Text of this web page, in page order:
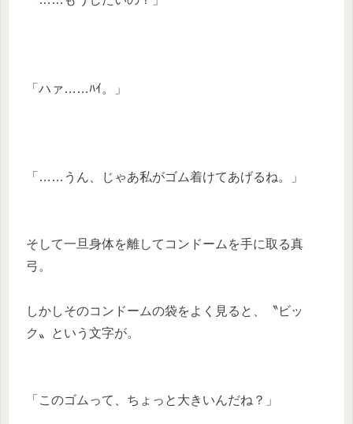
「ハァ……ﾊｲ。」
「……うん、じゃあ私がゴム着けてあげるね。」
そして一旦身体を離してコンドームを手に取る真
弓。
しかしそのコンドームの袋をよく見ると、〝ビッ
ク〟という文字が。
「このゴムって、ちょっと大きいんだね？」